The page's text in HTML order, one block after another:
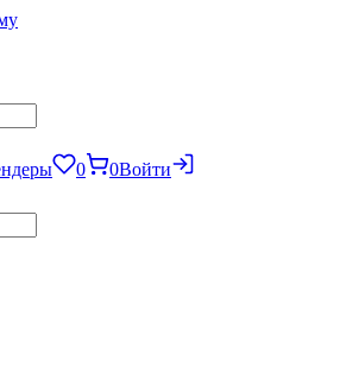
0 0Войти